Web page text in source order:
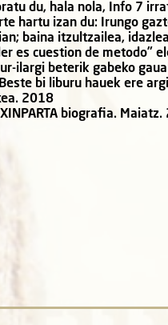
du, hala nola, Info 7
hartu izan du: Irungo
baina itzultzailea,
es cuestion de metodo”
ilargi beterik gabeko
bi liburu hauek ere
2018
biografia.